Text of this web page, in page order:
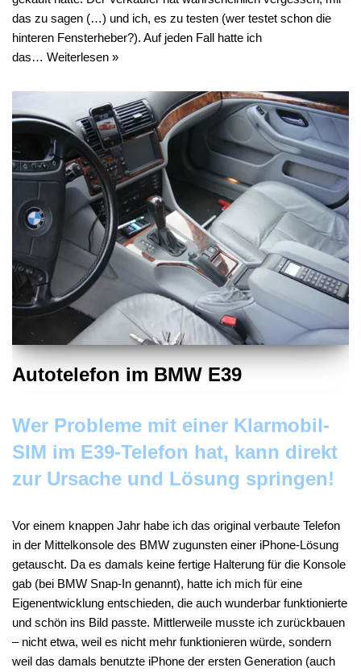
das zu sagen (…) und ich, es zu testen (wer testet schon die
hinteren Fensterheber?). Auf jeden Fall hatte ich
das… Weiterlesen »
Autotelefon im BMW E39
Wer Probleme mit einer Klarmobil-
SIM im E39-Telefon hat, kann direkt
zur Ursache und Lösung springen!
Vor einem knappen Jahr habe ich das original verbaute Telefon
in der Mittelkonsole des BMW zugunsten einer iPhone-Lösung
getauscht. Da es damals keine fertige Halterung für die Konsole
gab (bei BMW Snap-In genannt), hatte ich mich für eine
Eigenentwicklung entschieden, die auch wunderbar funktionierte
und schön ins Bild passte. Mittlerweile musste ich zurückbauen
– nicht etwa, weil es nicht mehr funktionieren würde, sondern
weil das damals benutzte iPhone der ersten Generation (auch